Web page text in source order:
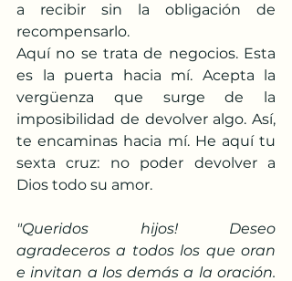
a recibir sin la obligación de
recompensarlo.
Aquí no se trata de negocios. Esta
es la puerta hacia mí. Acepta la
vergüenza que surge de la
imposibilidad de devolver algo. Así,
te encaminas hacia mí. He aquí tu
sexta cruz: no poder devolver a
Dios todo su amor.
"Queridos hijos! Deseo
agradeceros a todos los que oran
e invitan a los demás a la oración.